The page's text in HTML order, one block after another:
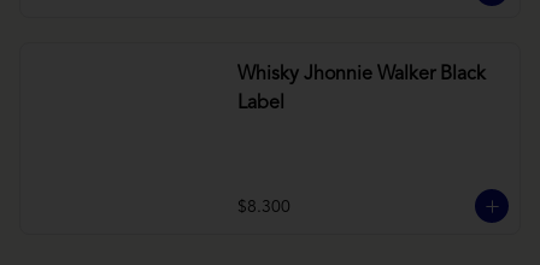
Whisky Jhonnie Walker Black
Label
$8.300